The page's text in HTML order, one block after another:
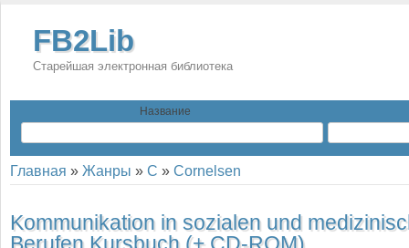
FB2Lib
Старейшая электронная библиотека
Название
Главная » Жанры » C » Cornelsen
Kommunikation in sozialen und